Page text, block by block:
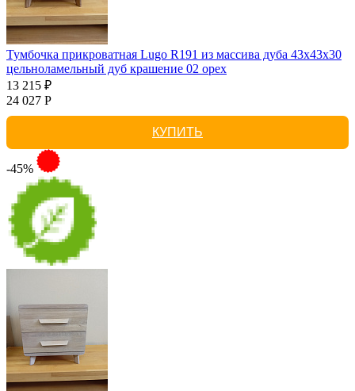
Тумбочка прикроватная Lugo R191 из массива дуба 43х43х30
цельноламельный дуб крашение 02 орех
13 215 ₽
24 027 Р
КУПИТЬ
-45%